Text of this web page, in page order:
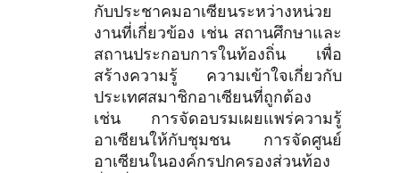
กับประชาคมอาเซียนระหว่างหน่วย
งานที่เกี่ยวข้อง เช่น สถานศึกษาและ
สถานประกอบการในท้องถิ่น เพื่อ
สร้างความรู้ ความเข้าใจเกี่ยวกับ
ประเทศสมาชิกอาเซียนที่ถูกต้อง
เช่น การจัดอบรมเผยแพร่ความรู้
อาเซียนให้กับชุมชน การจัดศูนย์
อาเซียนในองค์กรปกครองส่วนท้อง